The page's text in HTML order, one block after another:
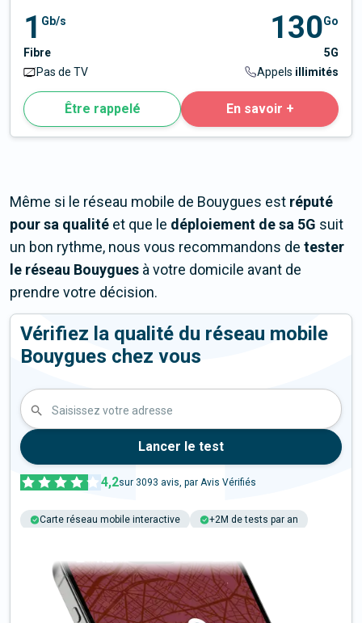
1 Gb/s
Fibre
Pas de TV
130Go
5G
Appels illimités
Être rappelé En savoir +
Même si le réseau mobile de Bouygues est réputé
pour sa qualité et que le déploiement de sa 5G suit
un bon rythme, nous vous recommandons de tester
le réseau Bouygues à votre domicile avant de
prendre votre décision.
Vérifiez la qualité du réseau mobile
Bouygues chez vous
Saisissez votre adresse
Lancer le test
4,2sur 3093 avis, par Avis Vérifiés
Carte réseau mobile interactive
+2M de tests par an